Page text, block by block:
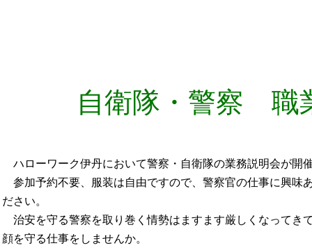
自衛隊・警察 職
ハローワーク伊丹において警察・自衛隊の業務説明会が開
参加予約不要、服装は自由ですので、警察官の仕事に興味
ださい。
治安を守る警察を取り巻く情勢はますます厳しくなってき
顔を守る仕事をしませんか。